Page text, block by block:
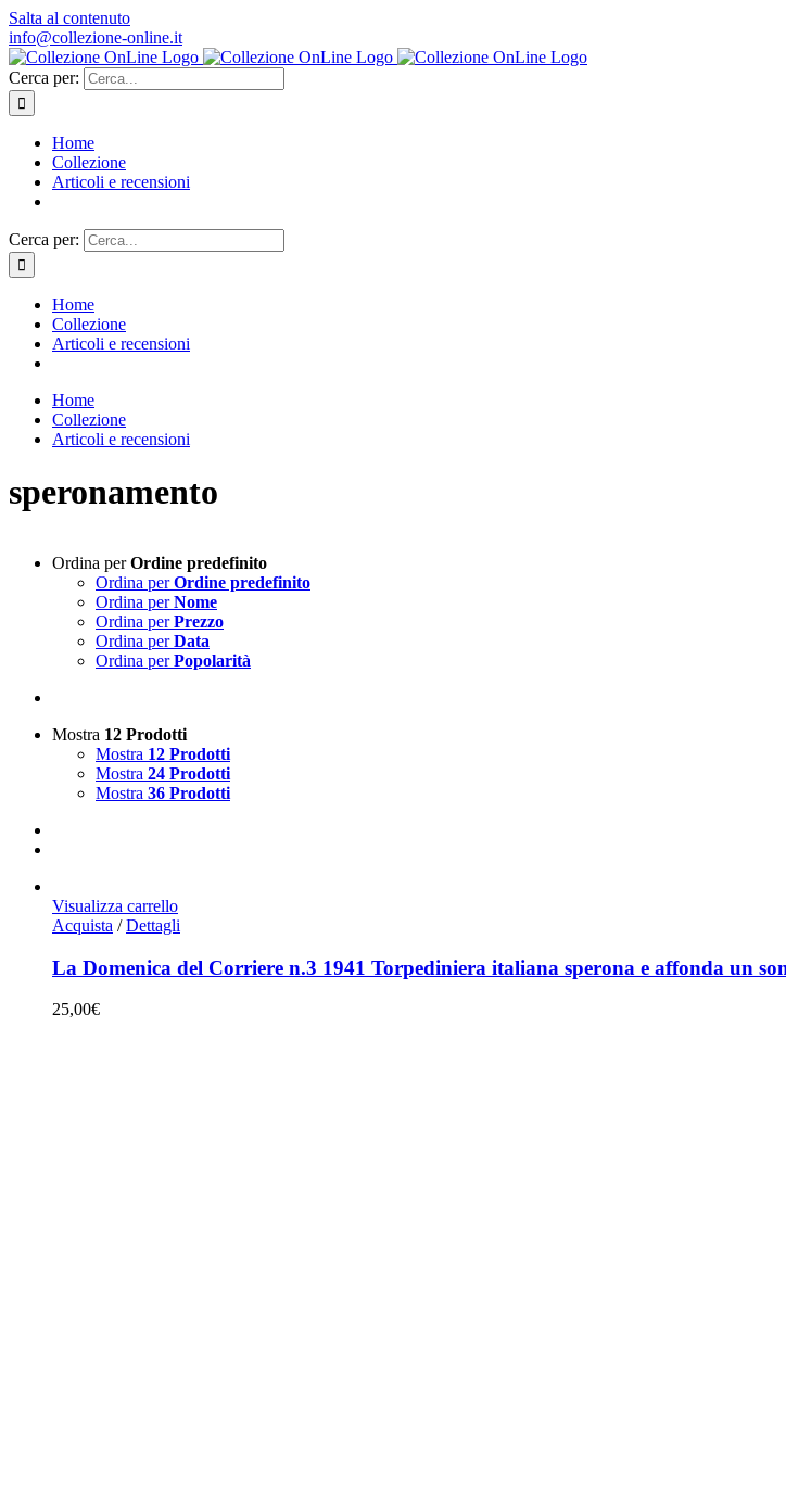
Salta al contenuto
info@collezione-online.it
Cerca per:
Home
Collezione
Articoli e recensioni
Cerca per:
Home
Collezione
Articoli e recensioni
Home
Collezione
Articoli e recensioni
speronamento
Ordina perOrdine predefinito
Ordina perOrdine predefinito
Ordina perNome
Ordina perPrezzo
Ordina perData
Ordina perPopolarità
Mostra 12 Prodotti
Mostra 12 Prodotti
Mostra 24 Prodotti
Mostra 36 Prodotti
Visualizza carrello
Acquista / Dettagli
La Domenica del Corriere n.3 1941 Torpediniera italiana sperona e affonda un
25,00€